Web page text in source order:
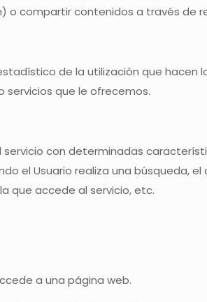
o compartir contenidos a través de
de la utilización que hacen
servicios que le ofrecemos.
con determinadas
el Usuario realiza una búsqueda,
que accede al servicio, etc.
a una página web.